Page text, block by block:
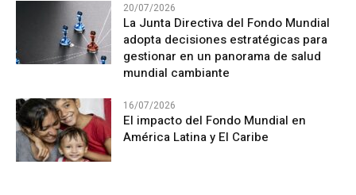
20/07/2026
La Junta Directiva del Fondo Mundial
adopta decisiones estratégicas para
gestionar en un panorama de salud
mundial cambiante
16/07/2026
El impacto del Fondo Mundial en
América Latina y El Caribe